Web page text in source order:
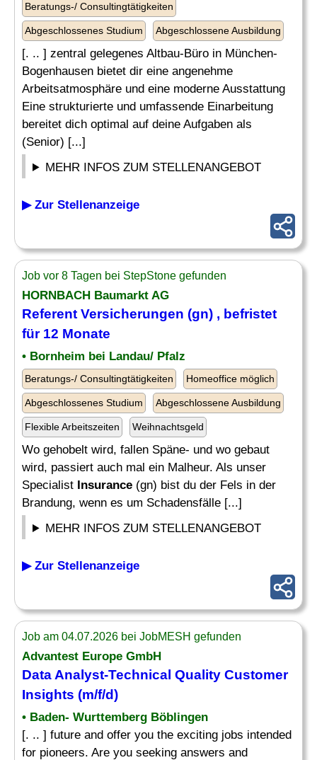
Beratungs-/ Consultingtätigkeiten
Abgeschlossenes Studium Abgeschlossene Ausbildung
[. .. ] zentral gelegenes Altbau-Büro in München-
Bogenhausen bietet dir eine angenehme
Arbeitsatmosphäre und eine moderne Ausstattung
Eine strukturierte und umfassende Einarbeitung
bereitet dich optimal auf deine Aufgaben als
(Senior) [...]
MEHR INFOS ZUM STELLENANGEBOT
▶ Zur Stellenanzeige
Job vor 8 Tagen bei StepStone gefunden
HORNBACH Baumarkt AG
Referent Versicherungen (gn) , befristet
für 12 Monate
• Bornheim bei Landau/ Pfalz
Beratungs-/ Consultingtätigkeiten Homeoffice möglich
Abgeschlossenes Studium Abgeschlossene Ausbildung
Flexible Arbeitszeiten Weihnachtsgeld
Wo gehobelt wird, fallen Späne- und wo gebaut
wird, passiert auch mal ein Malheur. Als unser
Specialist Insurance (gn) bist du der Fels in der
Brandung, wenn es um Schadensfälle [...]
MEHR INFOS ZUM STELLENANGEBOT
▶ Zur Stellenanzeige
Job am 04.07.2026 bei JobMESH gefunden
Advantest Europe GmbH
Data Analyst-Technical Quality Customer
Insights (m/f/d)
• Baden- Wurttemberg Böblingen
[. .. ] future and offer you the exciting jobs intended
for pioneers. Are you seeking answers and